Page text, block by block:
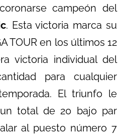
campeón del
. Esta victoria marca su
TOUR en los últimos 12
victoria individual del
para cualquier
El triunfo le
total de 20 bajo par
al puesto número 7